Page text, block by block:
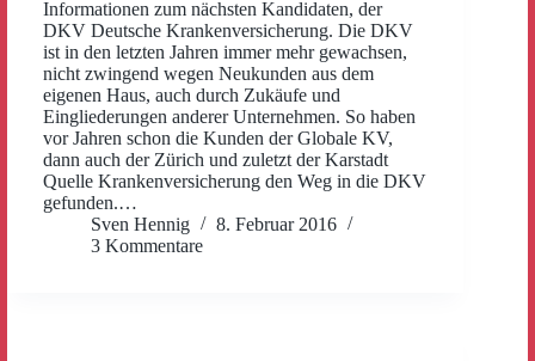
Informationen zum nächsten Kandidaten, der
DKV Deutsche Krankenversicherung. Die DKV
ist in den letzten Jahren immer mehr gewachsen,
nicht zwingend wegen Neukunden aus dem
eigenen Haus, auch durch Zukäufe und
Eingliederungen anderer Unternehmen. So haben
vor Jahren schon die Kunden der Globale KV,
dann auch der Zürich und zuletzt der Karstadt
Quelle Krankenversicherung den Weg in die DKV
gefunden.…
Sven Hennig
8. Februar 2016
3 Kommentare